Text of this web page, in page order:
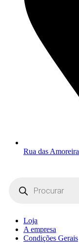
Rua das
search
Loja
A empresa
Condições Gerais